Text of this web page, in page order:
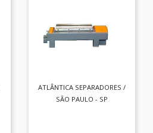
ATLÂNTICA SEPARADORES /
SÃO PAULO - SP